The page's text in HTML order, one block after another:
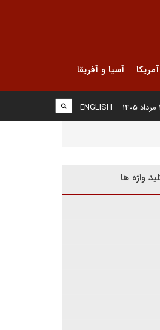
آمریکا آسیا و آفریقا
ENGLISH
واژه ها